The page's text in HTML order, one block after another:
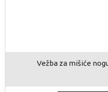
Vežba za mišiće